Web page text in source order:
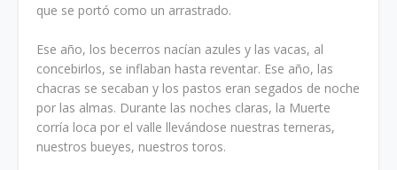
que se portó como un arrastrado.
Ese año, los becerros nacían azules y las vacas, al
concebirlos, se inflaban hasta reventar. Ese año, las
chacras se secaban y los pastos eran segados de noche
por las almas. Durante las noches claras, la Muerte
corría loca por el valle llevándose nuestras terneras,
nuestros bueyes, nuestros toros.